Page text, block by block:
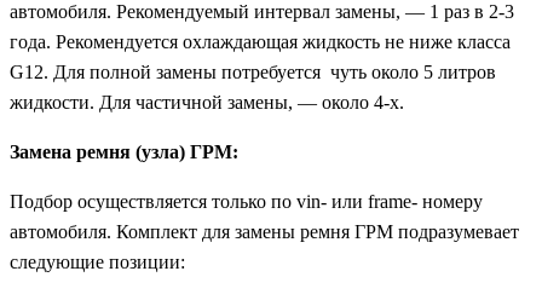
автомобиля. Рекомендуемый интервал замены, — 1 раз в 2-3
года. Рекомендуется охлаждающая жидкость не ниже класса
G12. Для полной замены потребуется чуть около 5 литров
жидкости. Для частичной замены, — около 4-х.
Замена ремня (узла) ГРМ:
Подбор осуществляется только по vin- или frame- номеру
автомобиля. Комплект для замены ремня ГРМ подразумевает
следующие позиции: